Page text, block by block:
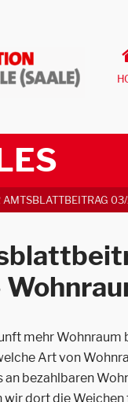
AMTSBLATTBEITRAG
mehr Wohnraum
Art von
an bezahlbaren
dort die